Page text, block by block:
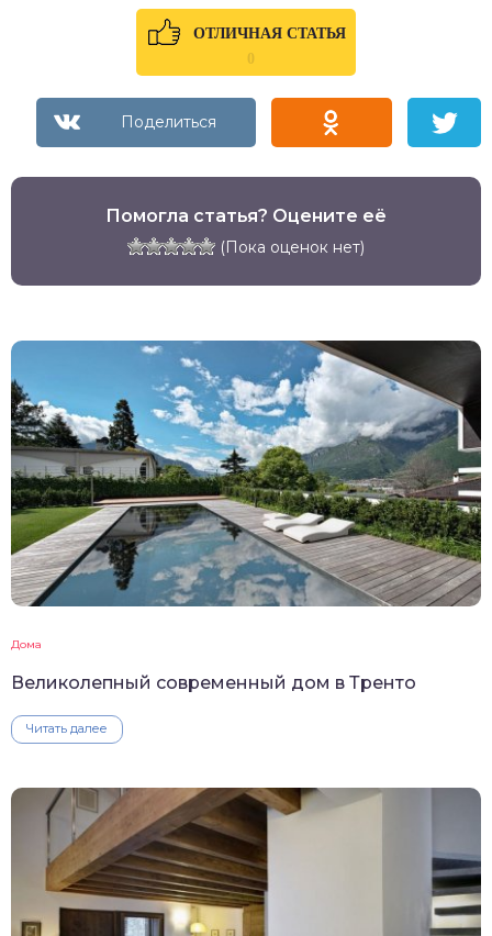
ОТЛИЧНАЯ СТАТЬЯ
0
Помогла статья? Оцените её
(Пока оценок нет)
Дома
Великолепный современный дом в Тренто
Читать далее